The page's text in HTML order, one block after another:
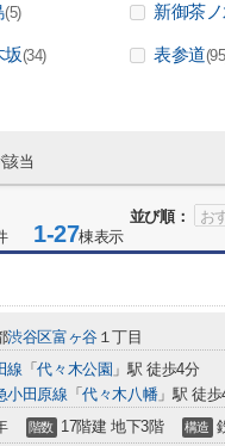
(5) 新御茶
坂(34) 表参道
当
並び順：
1-27棟表示
渋谷区富ヶ谷１丁目
線 「代々木公園 」駅 徒歩4分
小田原線 「代々木八幡 」駅 徒
階数 17階建 地下3階 構造